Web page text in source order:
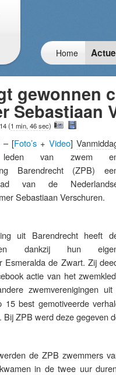
Home
gewonnen
Sebastiaan
(1 min, 46 sec)
– [Foto’s + Video]
van zwem
Barendrecht (ZPB)
van de
Sebastiaan Verschuren.
uit Barendrecht heeft
dankzij hun
Esmeralda de Zwart. Zij
actie van het
zwemverenigingen
15 best gemotiveerde
Bij ZPB werd deze gegeven
de ZPB zwemmers
in de twee uur